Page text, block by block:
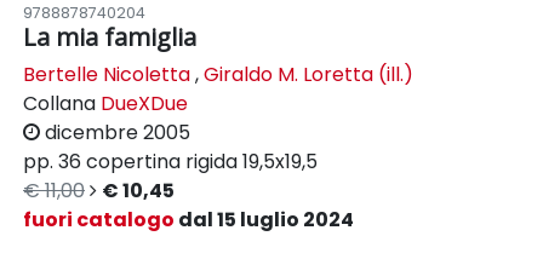
9788878740204
La mia famiglia
Bertelle Nicoletta,Giraldo M. Loretta (ill.)
Collana DueXDue
dicembre 2005
pp. 36 copertina rigida19,5x19,5
€ 11,00
€ 10,45
fuori catalogo dal 15 luglio 2024